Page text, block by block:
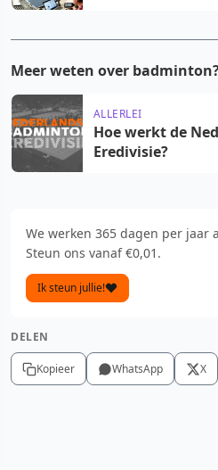
Meer weten over
ALLERLEI
Hoe werkt de
Eredivisie?
We werken 365 dagen per jaar
Steun ons vanaf €0,01.
Ik steun jullie!
DELEN
Kopieer WhatsApp X